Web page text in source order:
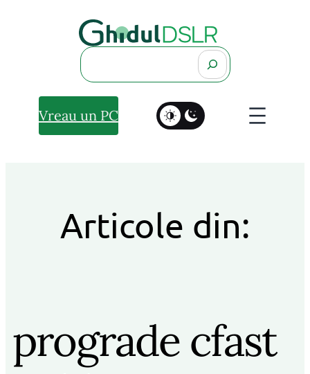
Search
Vreau un PC
Articole din:
prograde cfast